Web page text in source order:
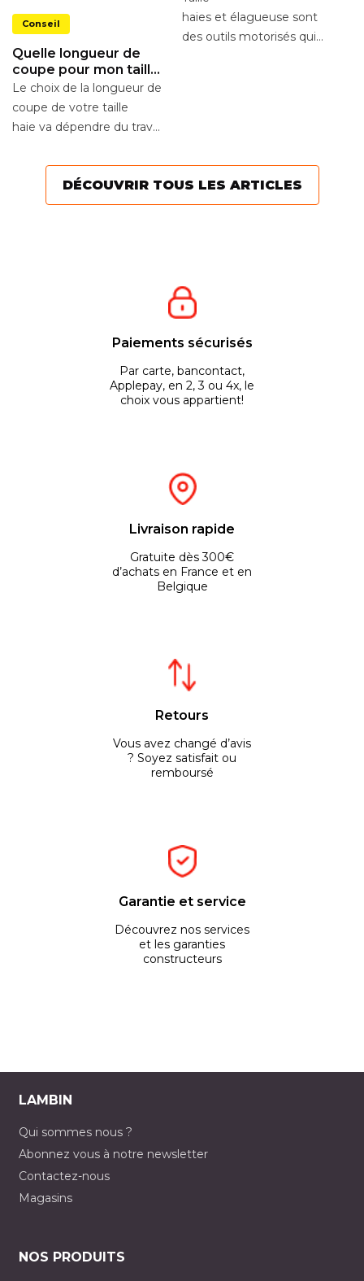
Conseil
Quelle longueur de
coupe pour mon taille-
haies ?
Le choix de la longueur de
coupe de votre taille
haie va dépendre du travail
haies à...
haies et élagueuse sont
des outils motorisés qui
DÉCOUVRIR TOUS LES ARTICLES
Paiements sécurisés
Par carte, bancontact,
Applepay, en 2, 3 ou 4x, le
choix vous appartient!
Livraison rapide
Gratuite dès 300€
d’achats en France et en
Belgique
Retours
Vous avez changé d’avis
? Soyez satisfait ou
remboursé
Garantie et service
Découvrez nos services
et les garanties
constructeurs
LAMBIN
Qui sommes nous ?
Abonnez vous à notre newsletter
Contactez-nous
Magasins
NOS PRODUITS